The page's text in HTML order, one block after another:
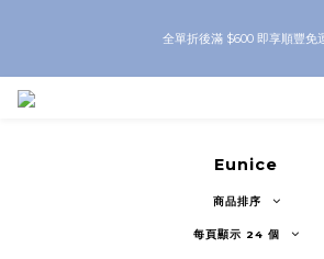
全單折後滿 $600 即享順豐免
8月優惠 凡購物折後滿$250送Skinbeauty 自家
Eunice
商品排序
每頁顯示 24 個